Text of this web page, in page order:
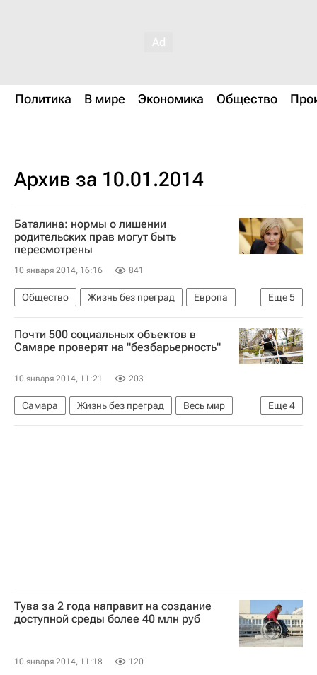
Политика В мире Экономика Общество
Архив за 10.01.2014
Баталина: нормы о лишении
родительских прав могут быть
пересмотрены
10 января 2014, 16:16 841
Еще5
Общество Жизнь без преград
Европа
Весь мир
Ольга Баталина
Комитет ГД по вопросам семьи, женщин и детей
Почти 500 социальных объектов в
Самаре проверят на "безбарьерность"
10 января 2014, 11:21 203
Еще4
Самара Жизнь без преград
Весь мир
Европа
Самарская область
Тува за 2 года направит на создание
доступной среды более 40 млн руб
10 января 2014, 11:18 120